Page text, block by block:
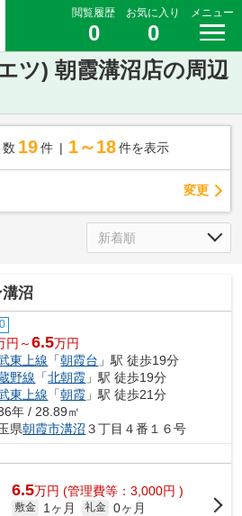
閲覧履歴
0
お気に入り
0
メニュー
ツ) 朝霞溝沼店の周辺
数 19 件 1～18 件を表示
変更
沼
円～6.5万円
東上線 「朝霞台 」駅 徒歩19分
野線 「北朝霞 」駅 徒歩19分
東上線 「朝霞 」駅 徒歩21分
年 / 28.89㎡
県朝霞市溝沼 ３丁目４番１６号
6.5万円 (管理費等：3,000円 )
敷金 1ヶ月 礼金 0ヶ月